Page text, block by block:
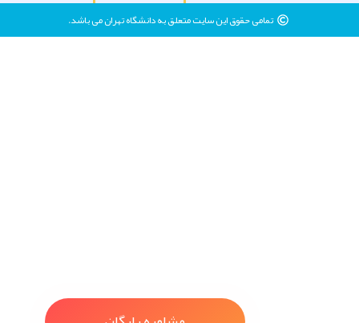
تمامی حقوق این سایت متعلق به دانشگاه تهران می باشد.